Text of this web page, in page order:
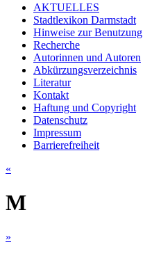
AKTUELLES
Stadtlexikon Darmstadt
Hinweise zur Benutzung
Recherche
Autorinnen und Autoren
Abkürzungsverzeichnis
Literatur
Kontakt
Haftung und Copyright
Datenschutz
Impressum
Barrierefreiheit
«
M
»